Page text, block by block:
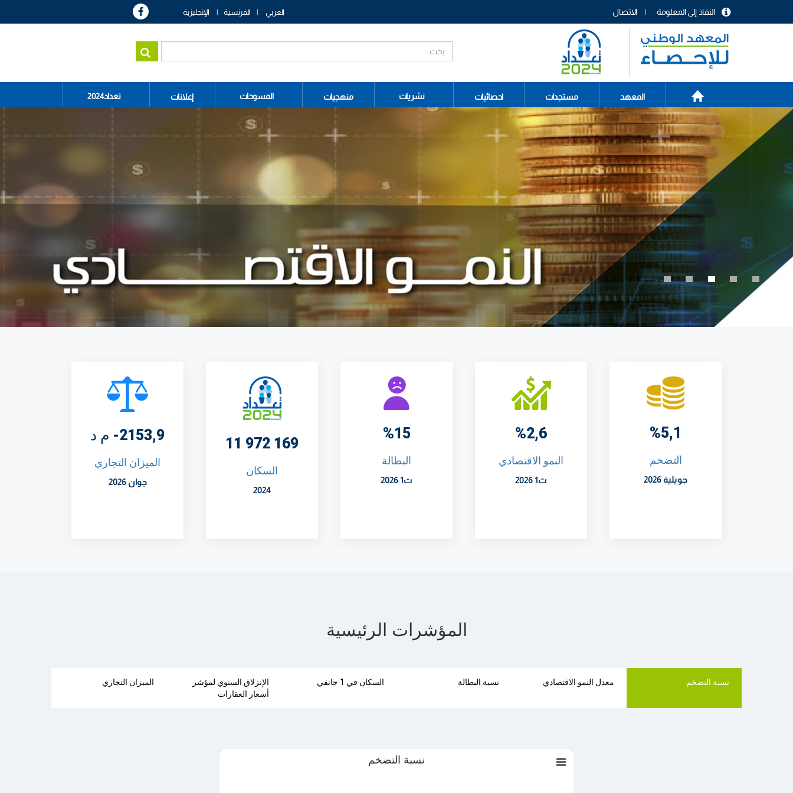
menu
header
الاتصال النفاذ إلى المعلومة العربي الفرنسية الإنجليزية
Main
navigation
الرئيسية
المعهد مستجدات احصائيات نشريات منهجيات المسوحات إعلانات تعداد2024
%5,1
التضخم
جويلية 2026
%2,6
النمو الاقتصادي
ث1 2026
%15
البطالة
ث1 2026
169 972 11
السكان
2024
2153,9- م د
الميزان التجاري
جوان 2026
المؤشرات الرئيسية
نسبة التضخم معدل النمو الاقتصادي نسبة البطالة السكان في 1 جانفي
الإنزلاق السنوي لمؤشر
أسعار العقارات
الميزان التجاري
نسبة التضخم
نسبة التضخم